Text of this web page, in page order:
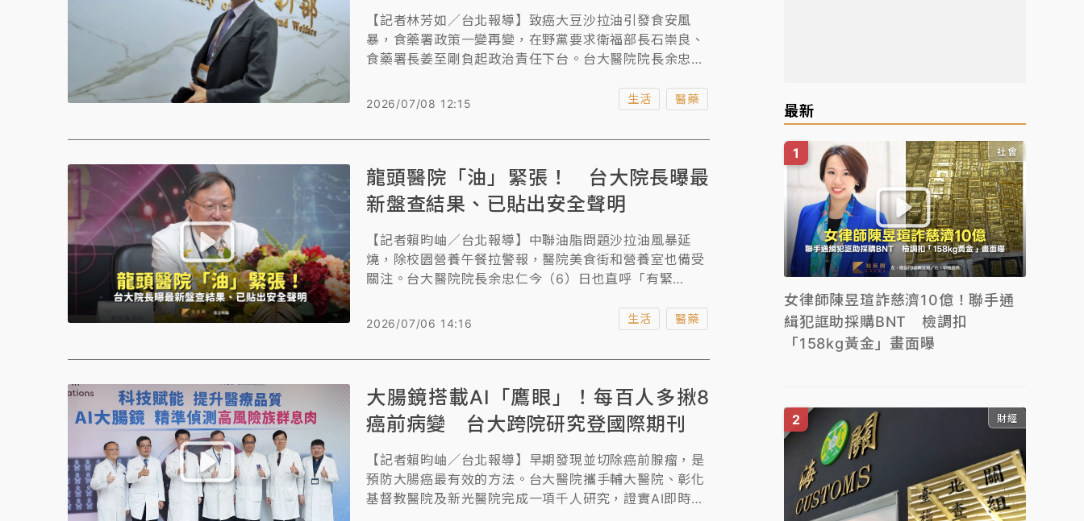
【記者林芳如／台北報導】致癌大豆沙拉油引發食安風
暴，食藥署政策一變再變，在野黨要求衛福部長石崇良、
食藥署長姜至剛負起政治責任下台。台大醫院院長余忠仁
大都可能發生，尤其即將選舉，政治人物非常敏感，作為
當年的林芳郁。
2026/07/08 12:15 生活 醫藥
龍頭醫院「油」緊張！ 台大院長曝最
新盤查結果、已貼出安全聲明
【記者賴昀岫／台北報導】中聯油脂問題沙拉油風暴延
燒，除校園營養午餐拉警報，醫院美食街和營養室也備受
關注。台大醫院院長余忠仁今（6）日也直呼「有緊
中心未使用到問題油品，美食街雖有用到公布的品牌，但
查未使用到問題油品。
2026/07/06 14:16 生活 醫藥
大腸鏡搭載AI「鷹眼」！每百人多揪8
癌前病變 台大跨院研究登國際期刊
【記者賴昀岫／台北報導】早期發現並切除癌前腺瘤，是
預防大腸癌最有效的方法。台大醫院攜手輔大醫院、彰化
基督教醫院及新光醫院完成一項千人研究，證實AI即時輔
最新
社會
女律師陳昱瑄詐慈濟10億！聯手通
緝犯誆助採購BNT 檢調扣
「158kg黃金」畫面曝
財經